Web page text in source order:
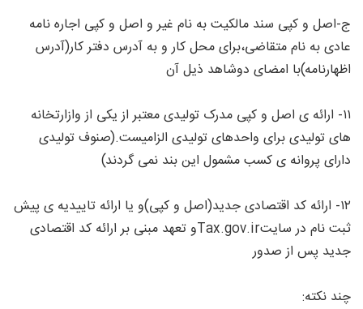
ج-اصل و کپی سند مالکیت به نام غیر و اصل و کپی اجاره نامه
عادی به نام متقاضی،برای محل کار و به آدرس دفتر کار(آدرس
اظهارنامه)با امضای دوشاهد ذیل آن
۱۱- ارائه ی اصل و کپی مدرک تولیدی معتبر از یکی از وازارتخانه
های تولیدی برای واحدهای تولیدی الزامیست.(صنوف تولیدی
دارای پروانه ی کسب مشمول این بند نمی گردند)
۱۲- ارائه کد اقتصادی جدید(اصل و کپی)و یا ارائه تاییدیه ی پیش
ثبت نام در سایتTax.gov.irو تعهد مبنی بر ارائه کد اقتصادی
جدید پس از صدور
چند نکته: